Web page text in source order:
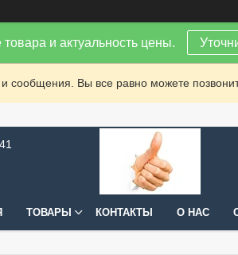
и актуальность цены.
сообщения. Вы все равно можете
ТОВАРЫ КОНТАКТЫ О НАС